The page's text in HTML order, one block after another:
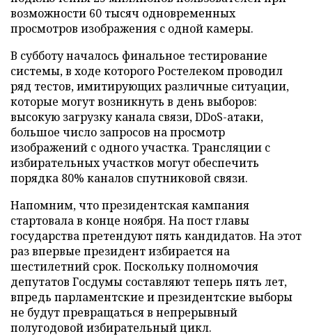
возможности 60 тысяч одновременных
просмотров изображения с одной камеры.
В субботу началось финальное тестирование
системы, в ходе которого Ростелеком проводил
ряд тестов, имитирующих различные ситуации,
которые могут возникнуть в день выборов:
высокую загрузку канала связи, DDoS-атаки,
большое число запросов на просмотр
изображений с одного участка. Трансляции с
избирательных участков могут обеспечить
порядка 80% каналов спутниковой связи.
Напомним, что президентская кампания
стартовала в конце ноября. На пост главы
государства претендуют пять кандидатов. На этот
раз впервые президент избирается на
шестилетний срок. Поскольку полномочия
депутатов Госдумы составляют теперь пять лет,
впредь парламентские и президентские выборы
не будут превращаться в непрерывный
полугодовой избирательный цикл.